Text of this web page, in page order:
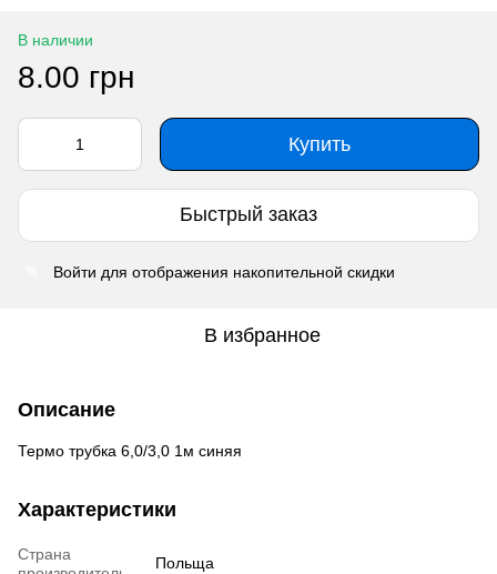
В наличии
8.00 грн
Купить
Быстрый заказ
Войти для отображения накопительной скидки
В избранное
Описание
Термо трубка 6,0/3,0 1м синяя
Характеристики
Страна
Польща